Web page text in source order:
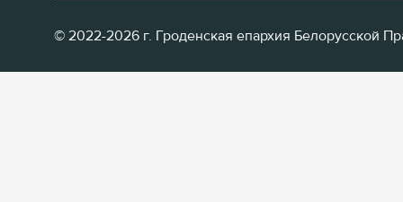
© 2022-2026 г. Гроденская епархия Белорусской